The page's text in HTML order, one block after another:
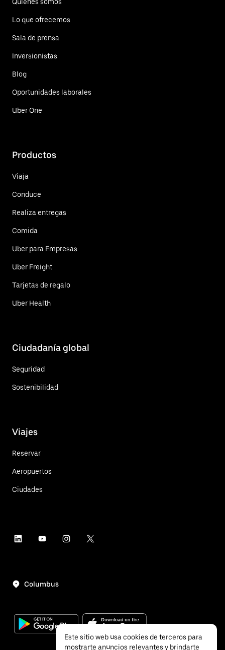
Lo que ofrecemos
Sala de prensa
Inversionistas
Blog
Oportunidades laborales
Uber One
Productos
Viaja
Conduce
Realiza entregas
Comida
Uber para Empresas
Uber Freight
Tarjetas de regalo
Uber Health
Ciudadanía global
Seguridad
Sostenibilidad
Viajes
Reservar
Aeropuertos
Ciudades
Columbus
Este sitio web usa cookies de terceros para
mostrarte anuncios relevantes y brindarte